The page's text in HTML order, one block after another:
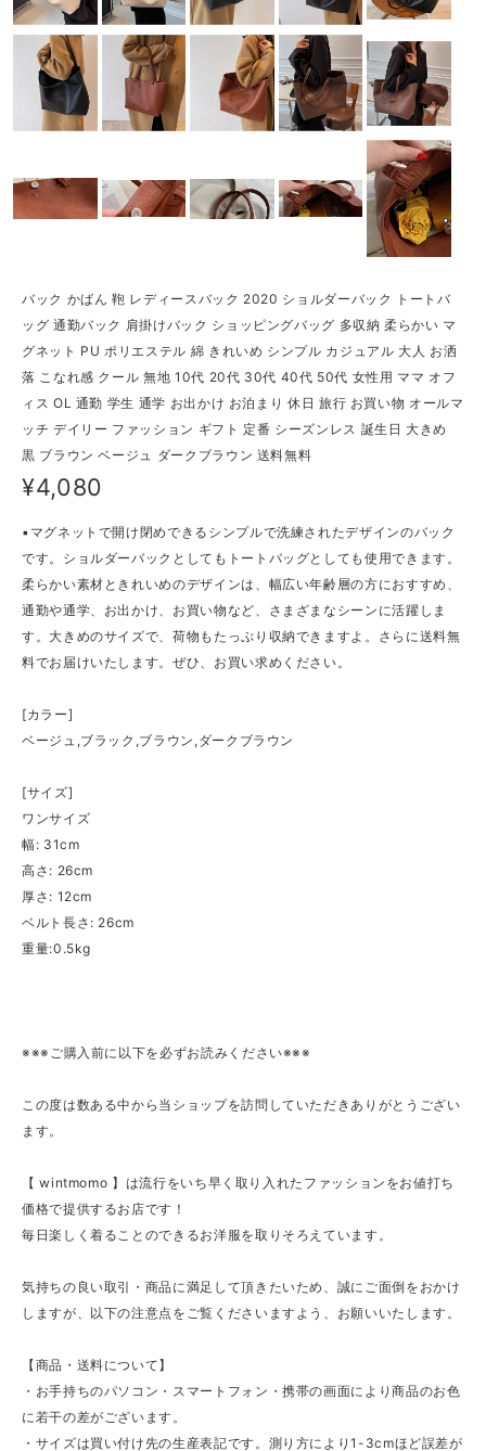
バック かばん 鞄 レディースバック 2020 ショルダーバック トートバ
ッグ 通勤バック 肩掛けバック ショッピングバッグ 多収納 柔らかい マ
グネット PU ポリエステル 綿 きれいめ シンプル カジュアル 大人 お洒
落 こなれ感 クール 無地 10代 20代 30代 40代 50代 女性用 ママ オフ
ィス OL 通勤 学生 通学 お出かけ お泊まり 休日 旅行 お買い物 オールマ
ッチ デイリー ファッション ギフト 定番 シーズンレス 誕生日 大きめ
黒 ブラウン ベージュ ダークブラウン 送料無料
¥4,080
▪マグネットで開け閉めできるシンプルで洗練されたデザインのバック
です。ショルダーバックとしてもトートバッグとしても使用できます。
柔らかい素材ときれいめのデザインは、幅広い年齢層の方におすすめ、
通勤や通学、お出かけ、お買い物など、さまざまなシーンに活躍しま
す。大きめのサイズで、荷物もたっぷり収納できますよ。さらに送料無
料でお届けいたします。ぜひ、お買い求めください。
[カラー]
ベージュ,ブラック,ブラウン,ダークブラウン
[サイズ]
ワンサイズ
幅: 31cm
高さ: 26cm
厚さ: 12cm
ベルト長さ: 26cm
重量:0.5kg
※※※ご購入前に以下を必ずお読みください※※※
この度は数ある中から当ショップを訪問していただきありがとうござい
ます。
【 wintmomo 】は流行をいち早く取り入れたファッションをお値打ち
価格で提供するお店です！
毎日楽しく着ることのできるお洋服を取りそろえています。
気持ちの良い取引・商品に満足して頂きたいため、誠にご面倒をおかけ
しますが、以下の注意点をご覧くださいますよう、お願いいたします。
【商品・送料について】
・お手持ちのパソコン・スマートフォン・携帯の画面により商品のお色
に若干の差がございます。
・サイズは買い付け先の生産表記です。測り方により1-3cmほど誤差が